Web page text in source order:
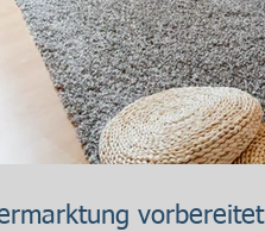
vorbereitet